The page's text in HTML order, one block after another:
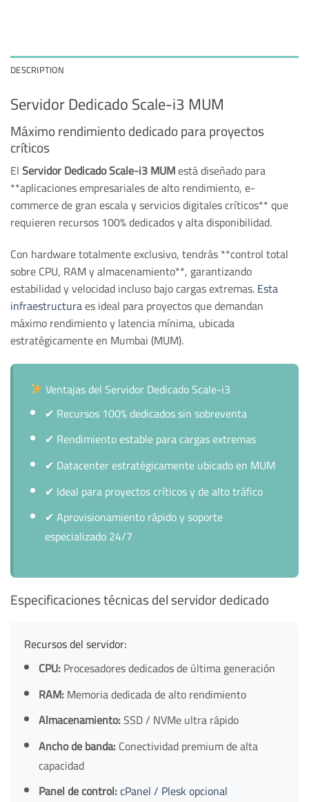
DESCRIPTION
Servidor Dedicado Scale-i3 MUM
Máximo rendimiento dedicado para proyectos
críticos
ElServidor Dedicado Scale-i3 MUMestá diseñado para
**aplicaciones empresariales de alto rendimiento, e-
commerce de gran escala y servicios digitales críticos** que
requieren recursos 100% dedicados y alta disponibilidad.
Con hardware totalmente exclusivo, tendrás **control total
sobre CPU, RAM y almacenamiento**, garantizando
estabilidad y velocidad incluso bajo cargas extremas.Esta
infraestructuraes ideal para proyectos que demandan
máximo rendimiento y latencia mínima, ubicada
estratégicamente en Mumbai (MUM).
Ventajas del Servidor Dedicado Scale-i3
✔ Recursos 100% dedicados sin sobreventa
✔ Rendimiento estable para cargas extremas
✔ Datacenter estratégicamente ubicado en MUM
✔ Ideal para proyectos críticos y de alto tráfico
✔Aprovisionamiento rápido y soporte
especializado 24/7
Especificaciones técnicas del servidor dedicado
Recursos del servidor:
CPU: Procesadores dedicados de última generación
RAM: Memoria dedicada de alto rendimiento
Almacenamiento:SSD / NVMe ultra rápido
Ancho de banda: Conectividad premium de alta
capacidad
Panel de control:cPanel / Plesk opcional